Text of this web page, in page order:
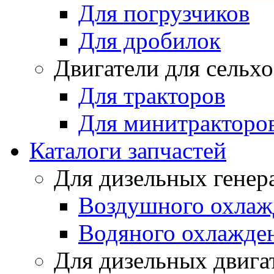
Для погрузчиков
Для дробилок
Двигатели для
Для тракторов
Для
Каталоги запчастей
Для дизельных
Воздушного
Водяного
Для дизельных